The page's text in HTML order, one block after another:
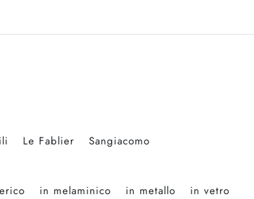
Le Fablier Sangiacomo
in melaminico in metallo in vetro